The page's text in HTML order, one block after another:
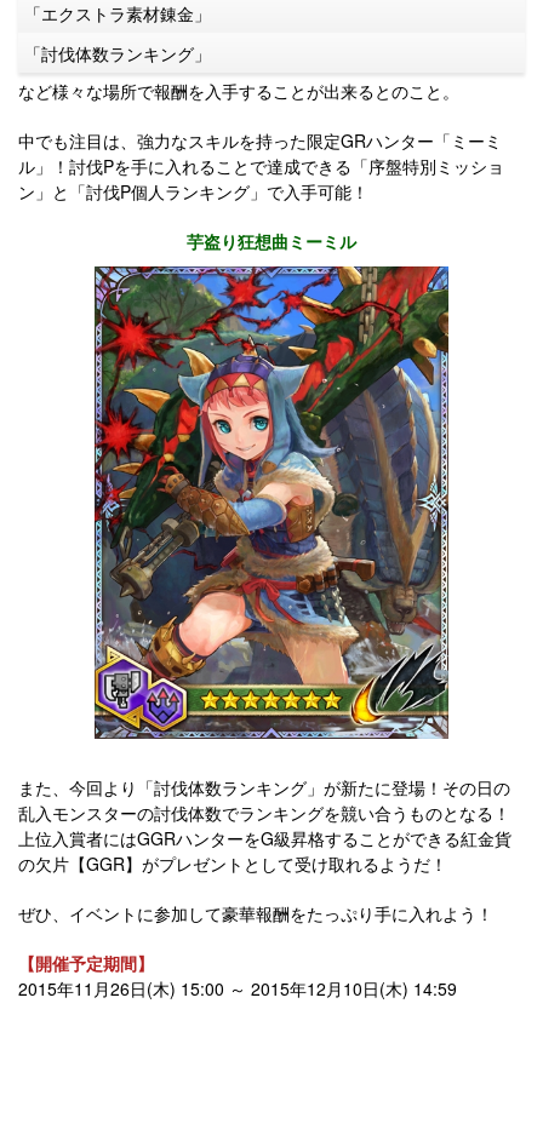
「エクストラ素材錬金」
「討伐体数ランキング」
など様々な場所で報酬を入手することが出来るとのこと。
中でも注目は、強力なスキルを持った限定GRハンター「ミーミ
ル」！討伐Pを手に入れることで達成できる「序盤特別ミッショ
ン」と「討伐P個人ランキング」で入手可能！
芋盗り狂想曲ミーミル
また、今回より「討伐体数ランキング」が新たに登場！その日の
乱入モンスターの討伐体数でランキングを競い合うものとなる！
上位入賞者にはGGRハンターをG級昇格することができる紅金貨
の欠片【GGR】がプレゼントとして受け取れるようだ！
ぜひ、イベントに参加して豪華報酬をたっぷり手に入れよう！
【開催予定期間】
2015年11月26日(木) 15:00 ～ 2015年12月10日(木) 14:59